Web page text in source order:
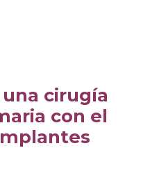
cirugía
con el